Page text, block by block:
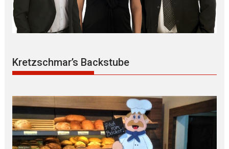
Kretzschmar’s Backstube